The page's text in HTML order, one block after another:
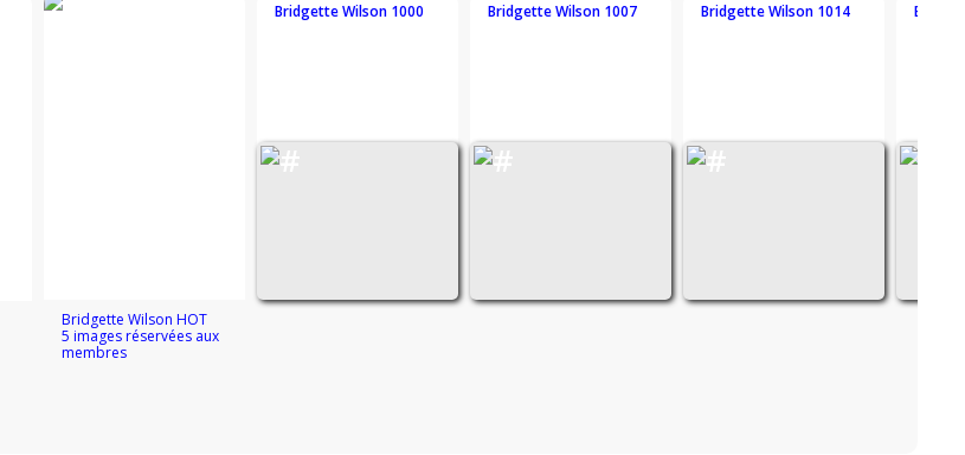
Bridgette Wilson HOT
5 images réservées aux
membres
Bridgette Wilson 1000 Bridgette Wilson 1007 Bridgette Wilson 1014